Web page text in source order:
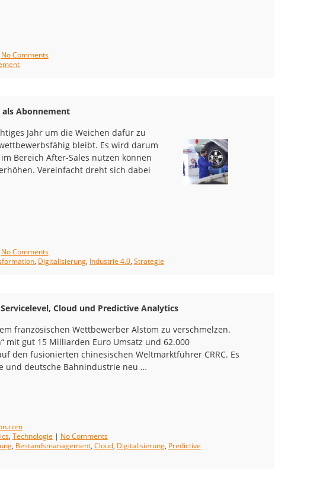
No Comments
als Abonnement
Jahr um die Weichen dafür zu
bleibt. Es wird darum
Bereich After-Sales nutzen können
Vereinfacht dreht sich dabei
No Comments
, Digitalisierung, Industrie 4.0, Strategie
Cloud und Predictive Analytics
französischen Wettbewerber Alstom zu verschmelzen.
mit gut 15 Milliarden Euro Umsatz und 62.000
den fusionierten chinesischen Weltmarktführer CRRC. Es
und deutsche Bahnindustrie neu …
, Technologie | No Comments
, Bestandsmanagement, Cloud, Digitalisierung, Predictive